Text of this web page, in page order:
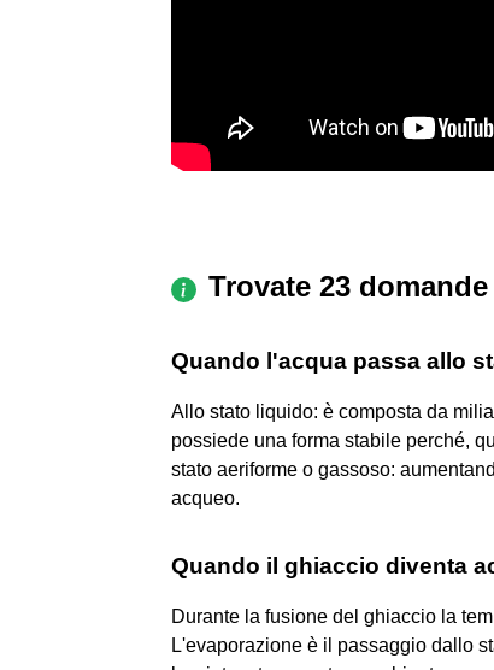
Trovate 23
Quando l'acqua passa allo
Allo stato liquido: è composta da
possiede una forma stabile perché,
stato aeriforme o gassoso:
acqueo.
Quando il ghiaccio diventa
Durante la fusione del ghiaccio la
L'evaporazione è il passaggio dallo